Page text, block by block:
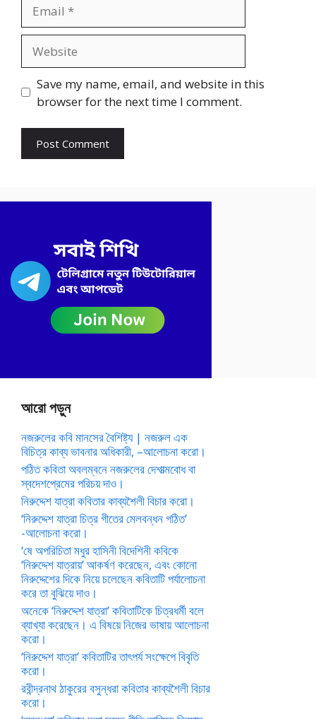
Save my name, email, and website in this
browser for the next time I comment.
আরো পড়ুন
নজরুলের কবি মানসের বৈশিষ্ট্য | নজরুল এক
বিচিত্র কাব্য ভাবনার অধিকারী, –আলোচনা করো।
পঠিত কবিতা অবলম্বনে নজরুলের দেশাত্মবোধ বা
স্বদেশপ্রেমের পরিচয় দাও।
নিরুদ্দেশ যাত্রা কবিতার কাব্যশৈলী বিচার করো।
‘নিরুদ্দেশ যাত্রা চিত্র গীতের মেলবন্ধন গঠিত’
-আলোচনা করো।
‘ষে অপরিচিতা মধুর হাসিনী বিদেশিনী কবিকে
‘নিরুদ্দেশ যাত্রায়’ আকর্ষণ করেছেন, এবং কোনো
নিরুদ্দেশের দিকে নিয়ে চলেছেন কবিতাটি পর্যালোচনা
করে তা বুঝিয়ে দাও।
অনেকে ‘নিরুদ্দেশ যাত্রা’ কবিতাটিকে চিত্রধর্মী বলে
ব্যাখ্যা করেছেন। এ বিষয়ে নিজের ভাষায় আলোচনা
করো।
‘নিরুদ্দেশ যাত্রা’ কবিতাটির তাৎপর্য সংক্ষেপে বিবৃতি
করো।
রবীন্দ্রনাথ ঠাকুরের বসুন্ধরা কবিতার কাব্যশৈলী বিচার
করো।